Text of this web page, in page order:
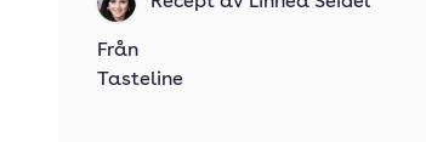
Från
Tasteline